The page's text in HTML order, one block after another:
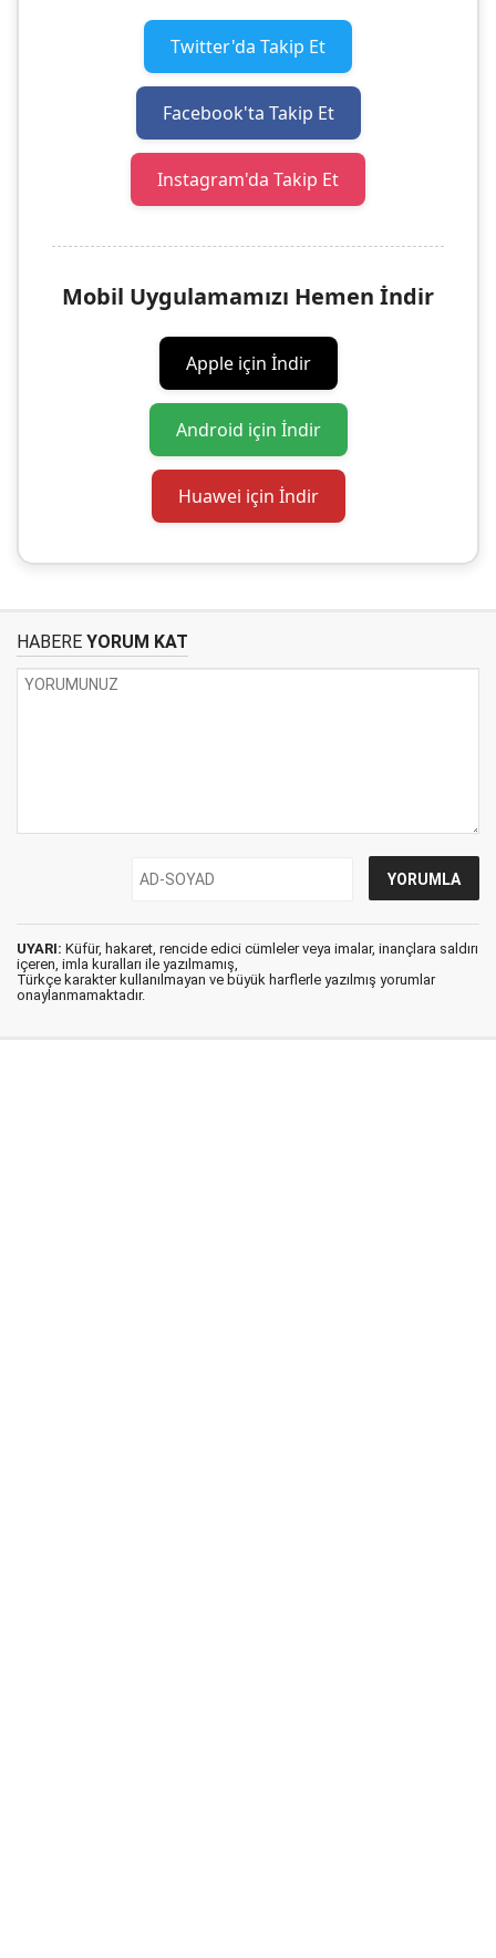
Twitter'da Takip Et
Facebook'ta Takip Et
Instagram'da Takip Et
Mobil Uygulamamızı Hemen İndir
Apple için İndir
Android için İndir
Huawei için İndir
HABERE YORUM KAT
UYARI: Küfür, hakaret, rencide edici cümleler veya imalar, inançlara saldırı
içeren, imla kuralları ile yazılmamış,
Türkçe karakter kullanılmayan ve büyük harflerle yazılmış yorumlar
onaylanmamaktadır.